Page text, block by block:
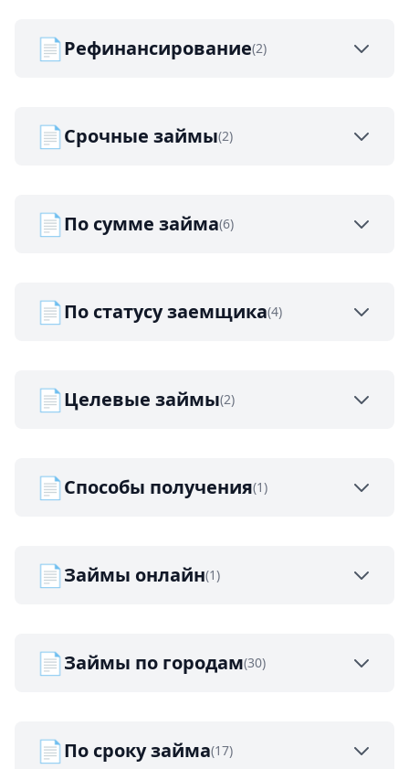
📄Рефинансирование(2)
📄Срочные займы(2)
📄По сумме займа(6)
📄По статусу заемщика(4)
📄Целевые займы(2)
📄Способы получения(1)
📄Займы онлайн(1)
📄Займы по городам(30)
📄По сроку займа(17)